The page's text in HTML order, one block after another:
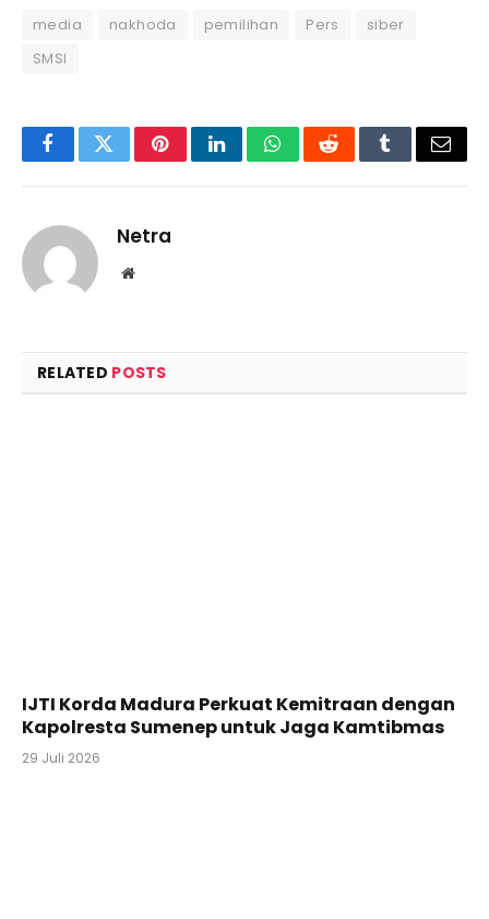
media nakhoda pemilihan Pers
siber
SMSI
FacebookTwitterPinterestLinkedInWhatsAppRedditTumblrEmail
Netra
Website
RELATED POSTS
IJTI Korda Madura Perkuat Kemitraan dengan
Kapolresta Sumenep untuk Jaga Kamtibmas
29 Juli 2026